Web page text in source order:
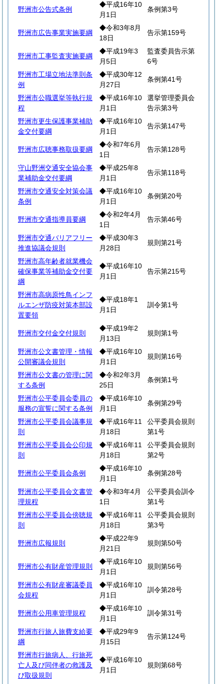
野洲市公告式条例
◆平成16年10
月1日
条例第3号
野洲市広告事業実施要綱
◆令和3年8月
18日
告示第159号
野洲市工事監査実施要綱
◆平成19年3
月5日
監査委員告示第
6号
野洲市工場立地法準則条
例
◆平成30年12
月27日
条例第41号
野洲市公職選挙等執行規
程
◆平成16年10
月1日
選挙管理委員会
告示第3号
野洲市更生保護事業補助
金交付要綱
◆平成16年10
月1日
告示第147号
野洲市広聴事務取扱要綱
◆令和7年6月
1日
告示第128号
守山野洲交通安全協会事
業補助金交付要綱
◆平成25年8
月1日
告示第118号
野洲市交通安全対策会議
条例
◆平成16年10
月1日
条例第20号
野洲市交通指導員要綱
◆令和2年4月
1日
告示第46号
野洲市交通バリアフリー
推進協議会規則
◆平成30年3
月28日
規則第21号
野洲市高年齢者就業機会
確保事業等補助金交付要
綱
◆平成16年10
月1日
告示第215号
野洲市高病原性鳥インフ
ルエンザ防疫対策本部設
置要領
◆平成18年1
月1日
訓令第1号
野洲市交付金交付規則
◆平成19年2
月13日
規則第1号
野洲市公文書管理・情報
公開審議会規則
◆平成16年10
月1日
規則第16号
野洲市公文書の管理に関
する条例
◆令和2年3月
25日
条例第1号
野洲市公平委員会委員の
服務の宣誓に関する条例
◆平成16年10
月1日
条例第29号
野洲市公平委員会議事規
則
◆平成16年11
月18日
公平委員会規則
第1号
野洲市公平委員会公印規
則
◆平成16年11
月18日
公平委員会規則
第2号
野洲市公平委員会条例
◆平成16年10
月1日
条例第28号
野洲市公平委員会文書管
理規程
◆令和3年4月
1日
公平委員会訓令
第1号
野洲市公平委員会傍聴規
則
◆平成16年11
月18日
公平委員会規則
第3号
野洲市広報規則
◆平成22年9
月21日
規則第50号
野洲市公有財産管理規則
◆平成16年10
月1日
規則第56号
野洲市公有財産審議委員
会規程
◆平成16年10
月1日
訓令第28号
野洲市公用車管理規程
◆平成16年10
月1日
訓令第31号
野洲市行旅人旅費支給要
綱
◆平成29年9
月15日
告示第124号
野洲市行旅病人、行旅死
亡人及び同伴者の救護及
び取扱規則
◆平成16年10
月1日
規則第68号